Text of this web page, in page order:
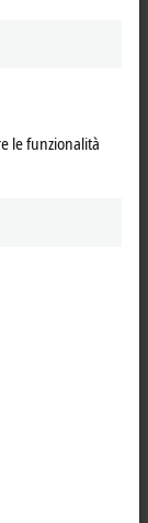
le funzionalità